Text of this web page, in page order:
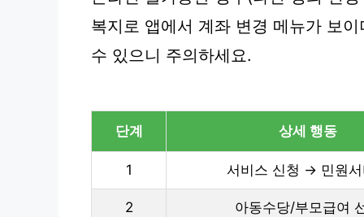
복지로 앱에서 계좌 변경 메뉴가 보
수 있으니 주의하세요.
단계 상세 행동
1 서비스 신청 → 민원
2 아동수당/부모급여